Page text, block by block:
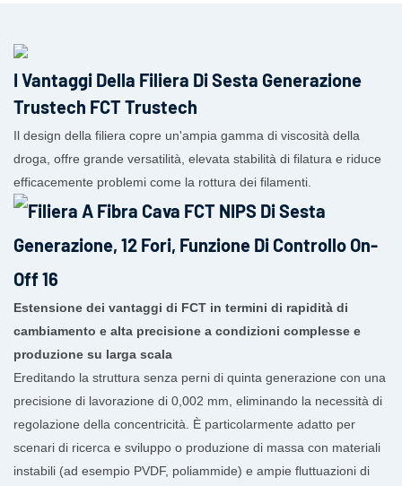
I Vantaggi Della Filiera Di Sesta Generazione
Trustech FCT Trustech
Il design della filiera copre un'ampia gamma di viscosità della
droga, offre grande versatilità, elevata stabilità di filatura e riduce
efficacemente problemi come la rottura dei filamenti.
Estensione dei vantaggi di FCT in termini di rapidità di
cambiamento e alta precisione a condizioni complesse e
produzione su larga scala
Ereditando la struttura senza perni di quinta generazione con una
precisione di lavorazione di 0,002 mm, eliminando la necessità di
regolazione della concentricità. È particolarmente adatto per
scenari di ricerca e sviluppo o produzione di massa con materiali
instabili (ad esempio PVDF, poliammide) e ampie fluttuazioni di